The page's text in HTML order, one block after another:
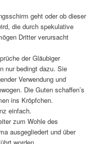
geht oder ob dieser
die durch spekulative
Dritter verursacht
der Gläubiger
nur bedingt dazu. Sie
Verwendung und
Die Guten schaffen’s
ins Kröpfchen.
einfach.
zum Wohle des
ausgegliedert und über